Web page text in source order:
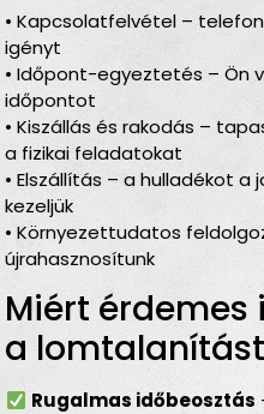
• Kapcsolatfelvétel –
igényt
• Időpont-egyeztetés – Ön
időpontot
• Kiszállás és rakodás –
a fizikai feladatokat
• Elszállítás – a hulladékot
kezeljük
• Környezettudatos
újrahasznosítunk
Miért
a lomtalanítást
Rugalmas időbeosztás